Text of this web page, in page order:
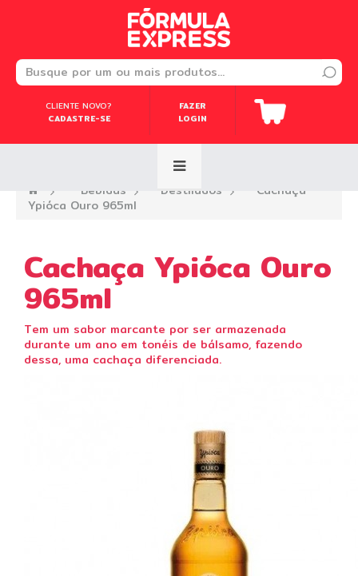
CLIENTE NOVO?
CADASTRE-SE
FAZER
LOGIN
—› Bebidas —› Destilados —›
Cachaça
Ypióca Ouro 965ml
Cachaça Ypióca Ouro
965ml
Tem um sabor marcante por ser armazenada
durante um ano em tonéis de bálsamo, fazendo
dessa, uma cachaça diferenciada.
CLIENTE NOVO?
CADASTRE-SE
FAZER
LOGIN